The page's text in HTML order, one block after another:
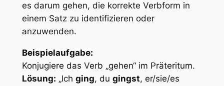
es darum gehen, die korrekte Verbform in
einem Satz zu identifizieren oder
anzuwenden.
Beispielaufgabe:
Konjugiere das Verb „gehen“ im Präteritum.
Lösung: „Ich ging, du gingst, er/sie/es